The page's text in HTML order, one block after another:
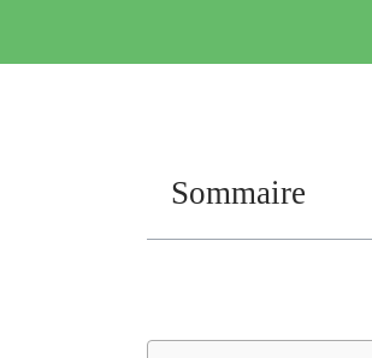
Sommaire